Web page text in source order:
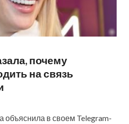
почему
на связь
объяснила в своем Telegram-